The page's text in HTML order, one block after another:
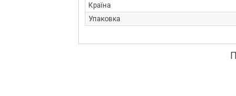
Країна
Упаковка